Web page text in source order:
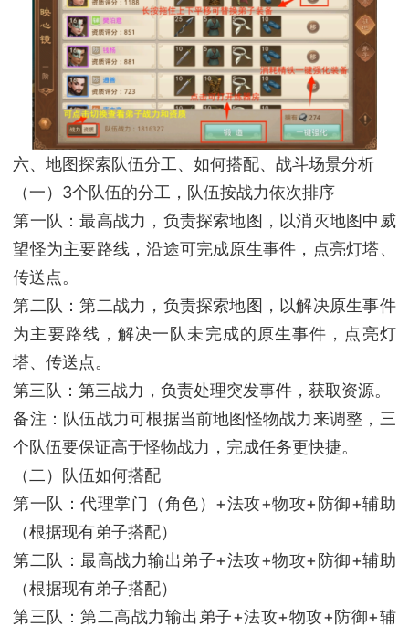
六、地图探索队伍分工、如何搭配、战斗场景分析
（一）3个队伍的分工，队伍按战力依次排序
第一队：最高战力，负责探索地图，以消灭地图中威
望怪为主要路线，沿途可完成原生事件，点亮灯塔、
传送点。
第二队：第二战力，负责探索地图，以解决原生事件
为主要路线，解决一队未完成的原生事件，点亮灯
塔、传送点。
第三队：第三战力，负责处理突发事件，获取资源。
备注：队伍战力可根据当前地图怪物战力来调整，三
个队伍要保证高于怪物战力，完成任务更快捷。
（二）队伍如何搭配
第一队：代理掌门（角色）+法攻+物攻+防御+辅助
（根据现有弟子搭配）
第二队：最高战力输出弟子+法攻+物攻+防御+辅助
（根据现有弟子搭配）
第三队：第二高战力输出弟子+法攻+物攻+防御+辅